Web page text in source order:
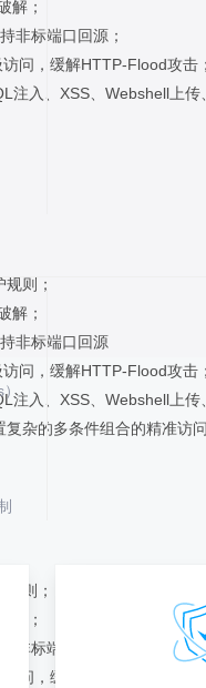
解；
非标端口回源；
访问，缓解HTTP-Flood攻击
注入、XSS、Webshell上
则；
解；
非标端口回源
问，缓解HTTP-Flood攻击
注入、XSS、Webshell上传
杂的多条件组合的精准访
则；
解；
非标端口回源；
访问，缓解HTTP-Flood攻击